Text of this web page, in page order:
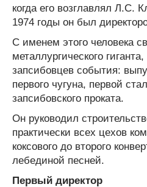
когда его возглавлял Л.С.
1974 годы он был
С именем этого человека
металлургического
запсибовцев события:
первого чугуна, первой
запсибовского проката.
Он руководил
практически всех цехов
коксового до второго
лебединой песней.
Первый директор